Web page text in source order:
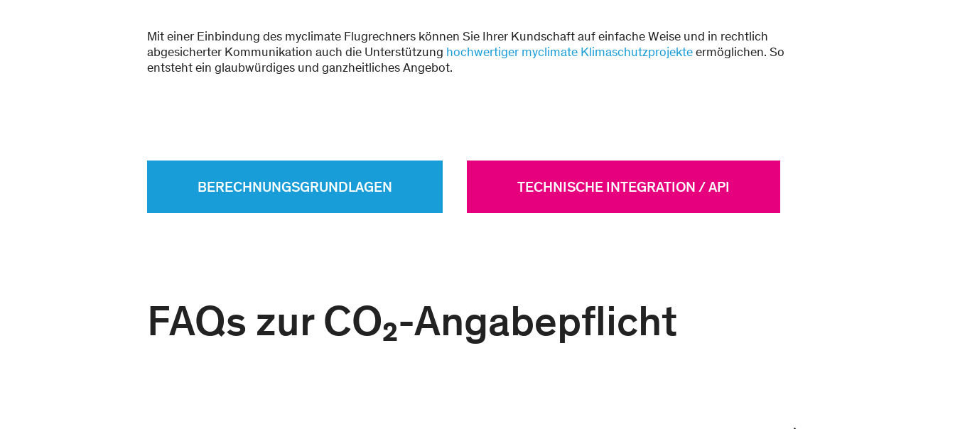
Mit einer Einbindung des myclimate Flugrechners können Sie Ihrer Kundschaft auf einfache Weise und in rechtlich
abgesicherter Kommunikation auch die Unterstützung hochwertiger myclimate Klimaschutzprojekteermöglichen. So
entsteht ein glaubwürdiges und ganzheitliches Angebot.
BERECHNUNGSGRUNDLAGEN TECHNISCHE INTEGRATION / API
FAQs zur CO₂-Angabepflicht